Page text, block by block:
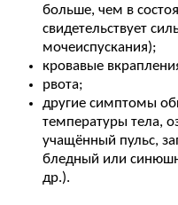
больше, чем в
свидетельствует
мочеиспускания);
кровавые
рвота;
другие симптомы
температуры тела,
учащённый пульс,
бледный или
др.).